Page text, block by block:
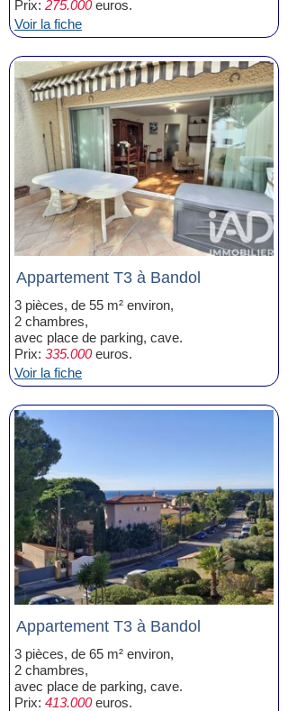
Prix: 275.000euros.
Voir la fiche
Appartement T3 à Bandol
3 pièces, de 55 m² environ,
2 chambres,
avec place de parking, cave.
Prix: 335.000euros.
Voir la fiche
Appartement T3 à Bandol
3 pièces, de 65 m² environ,
2 chambres,
avec place de parking, cave.
Prix: 413.000euros.